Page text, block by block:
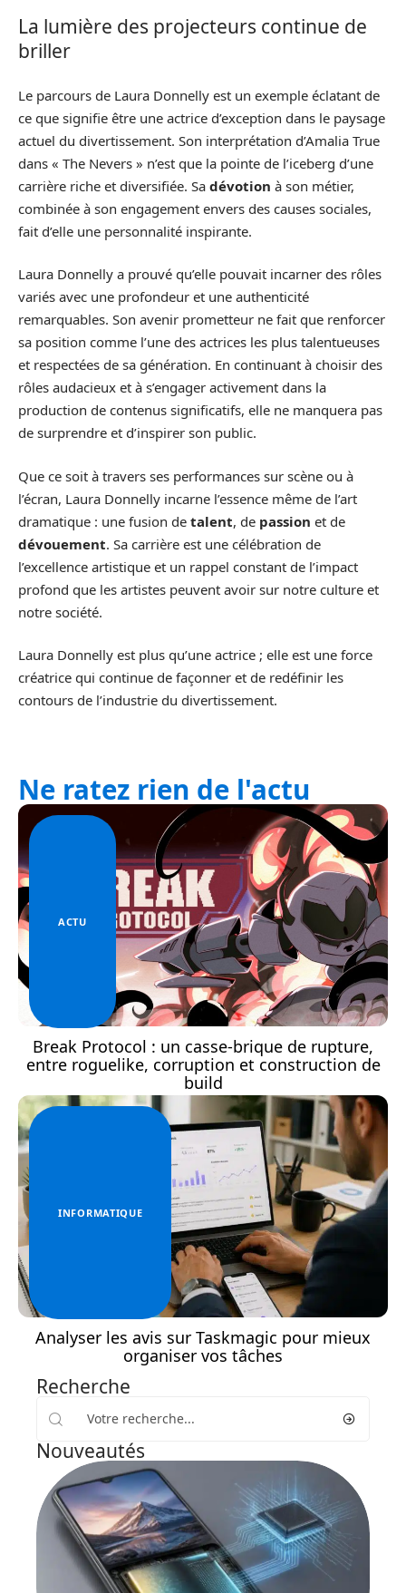
La lumière des projecteurs continue de
briller
Le parcours de Laura Donnelly est un exemple éclatant de
ce que signifie être une actrice d’exception dans le paysage
actuel du divertissement. Son interprétation d’Amalia True
dans « The Nevers » n’est que la pointe de l’iceberg d’une
carrière riche et diversifiée. Sa dévotion à son métier,
combinée à son engagement envers des causes sociales,
fait d’elle une personnalité inspirante.
Laura Donnelly a prouvé qu’elle pouvait incarner des rôles
variés avec une profondeur et une authenticité
remarquables. Son avenir prometteur ne fait que renforcer
sa position comme l’une des actrices les plus talentueuses
et respectées de sa génération. En continuant à choisir des
rôles audacieux et à s’engager activement dans la
production de contenus significatifs, elle ne manquera pas
de surprendre et d’inspirer son public.
Que ce soit à travers ses performances sur scène ou à
l’écran, Laura Donnelly incarne l’essence même de l’art
dramatique : une fusion de talent, de passion et de
dévouement. Sa carrière est une célébration de
l’excellence artistique et un rappel constant de l’impact
profond que les artistes peuvent avoir sur notre culture et
notre société.
Laura Donnelly est plus qu’une actrice ; elle est une force
créatrice qui continue de façonner et de redéfinir les
contours de l’industrie du divertissement.
Ne ratez rien de l'actu
ACTU
Break Protocol : un casse-brique de rupture,
entre roguelike, corruption et construction de
build
INFORMATIQUE
Analyser les avis sur Taskmagic pour mieux
organiser vos tâches
Recherche
Nouveautés